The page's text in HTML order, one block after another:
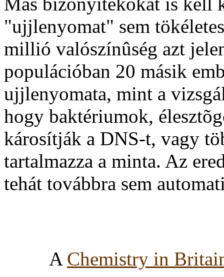
"ujjlenyomat" sem
millió valószínûség azt
populációban 20 másik
ujjlenyomata, mint a
hogy baktériumok,
károsítják a DNS-t, vagy
tartalmazza a minta. Az
tehát továbbra sem
A Chemistry in